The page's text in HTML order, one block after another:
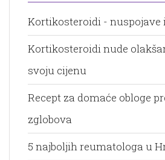
Kortikosteroidi - nuspojave
Kortikosteroidi nude
svoju cijenu
Recept za domaće obloge
zglobova
5 najboljih reumatologa u